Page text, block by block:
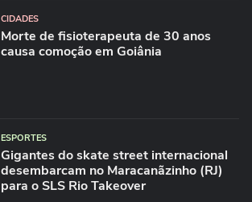
CIDADES
Morte de fisioterapeuta de 30 anos
causa comoção em Goiânia
ESPORTES
Gigantes do skate street internacional
desembarcam no Maracanãzinho (RJ)
para o SLS Rio Takeover